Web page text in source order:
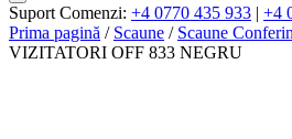
Suport Comenzi: +4 0770 435 933 | +4
Prima pagină / Scaune / Scaune
VIZITATORI OFF 833 NEGRU